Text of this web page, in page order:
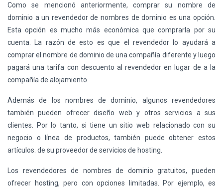
Como se mencionó anteriormente, comprar su nombre de
dominio a un revendedor de nombres de dominio es una opción.
Esta opción es mucho más económica que comprarla por su
cuenta. La razón de esto es que el revendedor lo ayudará a
comprar el nombre de dominio de una compañía diferente y luego
pagará una tarifa con descuento al revendedor en lugar de a la
compañía de alojamiento.
Además de los nombres de dominio, algunos revendedores
también pueden ofrecer diseño web y otros servicios a sus
clientes. Por lo tanto, si tiene un sitio web relacionado con su
negocio o línea de productos, también puede obtener estos
artículos. de su proveedor de servicios de hosting.
Los revendedores de nombres de dominio gratuitos, pueden
ofrecer hosting, pero con opciones limitadas. Por ejemplo, es